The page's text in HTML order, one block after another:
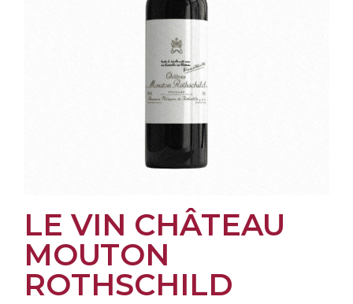
LE VIN CHÂTEAU
MOUTON
ROTHSCHILD